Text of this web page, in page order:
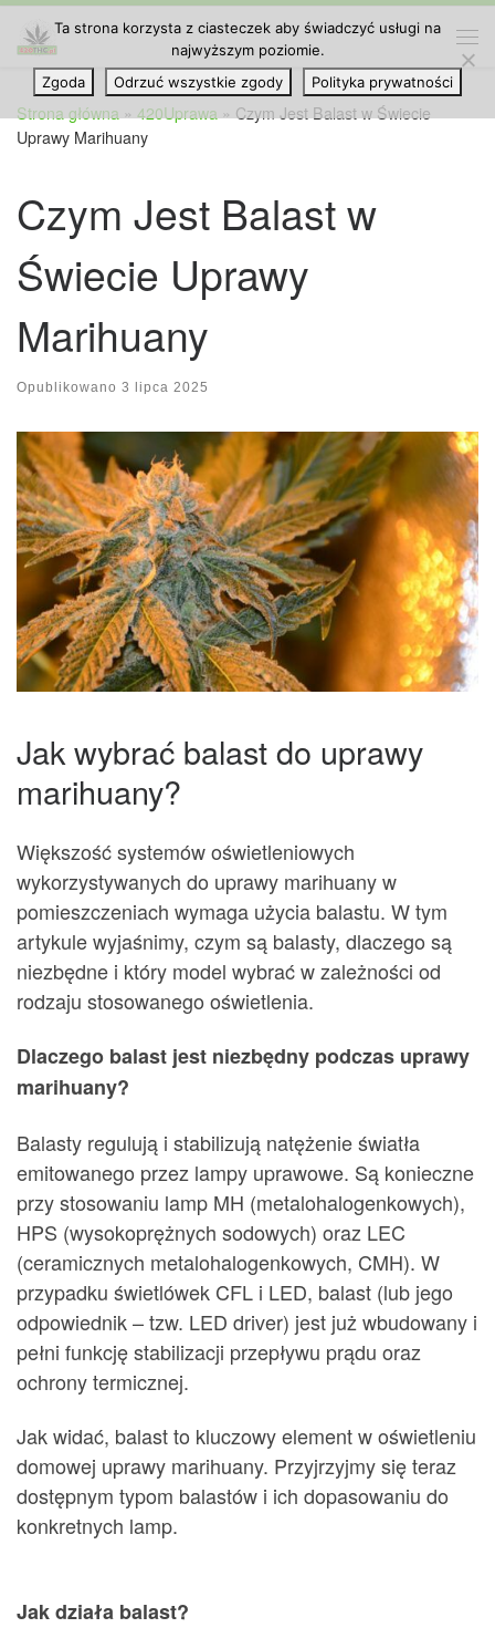
Przejdź do treści
Strona główna » 420Uprawa » Czym Jest Balast w Świecie
Uprawy Marihuany
Czym Jest Balast w
Świecie Uprawy
Marihuany
Opublikowano 3 lipca 2025
Jak wybrać balast do uprawy
marihuany?
Większość systemów oświetleniowych
wykorzystywanych do uprawy marihuany w
pomieszczeniach wymaga użycia balastu. W tym
artykule wyjaśnimy, czym są balasty, dlaczego są
niezbędne i który model wybrać w zależności od
rodzaju stosowanego oświetlenia.
Dlaczego balast jest niezbędny podczas uprawy
marihuany?
Balasty regulują i stabilizują natężenie światła
emitowanego przez lampy uprawowe. Są konieczne
przy stosowaniu lamp MH (metalohalogenkowych),
HPS (wysokoprężnych sodowych) oraz LEC
(ceramicznych metalohalogenkowych, CMH). W
przypadku świetlówek CFL i LED, balast (lub jego
odpowiednik – tzw. LED driver) jest już wbudowany i
pełni funkcję stabilizacji przepływu prądu oraz
ochrony termicznej.
Jak widać, balast to kluczowy element w oświetleniu
domowej uprawy marihuany. Przyjrzyjmy się teraz
dostępnym typom balastów i ich dopasowaniu do
konkretnych lamp.
Jak działa balast?
Ta strona korzysta z ciasteczek aby świadczyć usługi na
najwyższym poziomie.
Zgoda
Odrzuć wszystkie zgody Polityka prywatności